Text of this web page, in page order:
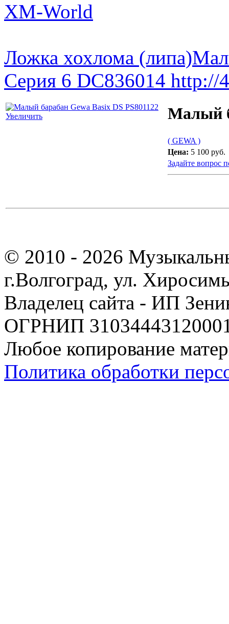
XM-World
Ложка хохлома (липа)
Серия 6 DC836014 http://
Увеличить Малый
( GEWA )
Цена: 5 100 руб.
Задайте вопрос
© 2010 - 2026
г.Волгоград, ул.
Владелец сайта - ИП
ОГРНИП
Любое копирование
Политика обработки